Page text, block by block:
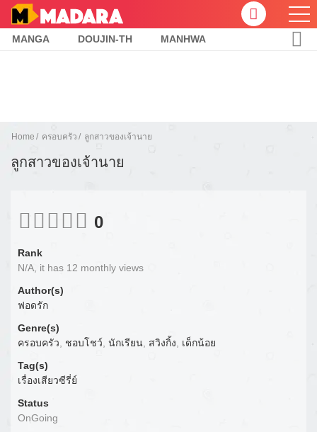
MANGA DOUJIN-TH MANHWA
Home ครอบครัว ลูกสาวของเจ้านาย
ลูกสาวของเจ้านาย
0
Rank
N/A, it has 12 monthly views
Author(s)
ฟอดรัก
Genre(s)
ครอบครัว, ชอบโชว์, นักเรียน, สวิงกิ้ง, เด็กน้อย
Tag(s)
เรื่องเสียวซีรี่ย์
Status
OnGoing